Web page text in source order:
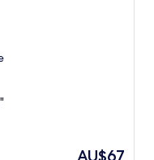
The
AU$67